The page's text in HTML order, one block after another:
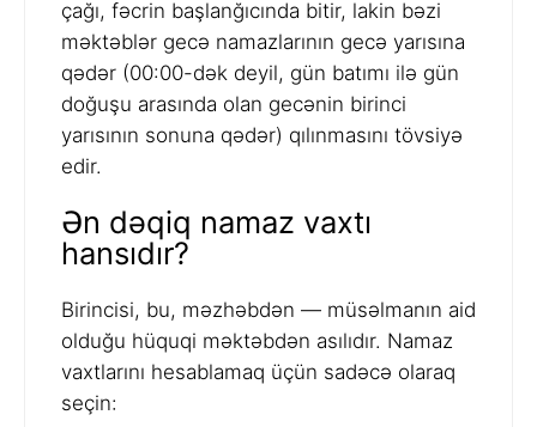
çağı, fəcrin başlanğıcında bitir, lakin bəzi
məktəblər gecə namazlarının gecə yarısına
qədər (00:00-dək deyil, gün batımı ilə gün
doğuşu arasında olan gecənin birinci
yarısının sonuna qədər) qılınmasını tövsiyə
edir.
Ən dəqiq namaz vaxtı
hansıdır?
Birincisi, bu, məzhəbdən — müsəlmanın aid
olduğu hüquqi məktəbdən asılıdır. Namaz
vaxtlarını hesablamaq üçün sadəcə olaraq
seçin: